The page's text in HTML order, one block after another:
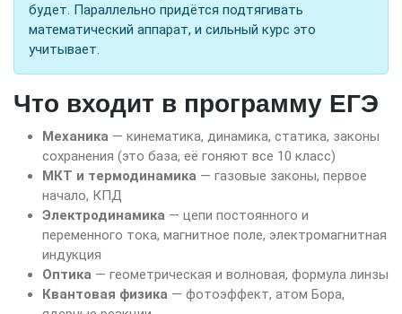
будет. Параллельно придётся подтягивать
математический аппарат, и сильный курс это
учитывает.
Что входит в программу ЕГЭ
Механика — кинематика, динамика, статика, законы
сохранения (это база, её гоняют все 10 класс)
МКТ и термодинамика — газовые законы, первое
начало, КПД
Электродинамика — цепи постоянного и
переменного тока, магнитное поле, электромагнитная
индукция
Оптика — геометрическая и волновая, формула линзы
Квантовая физика — фотоэффект, атом Бора,